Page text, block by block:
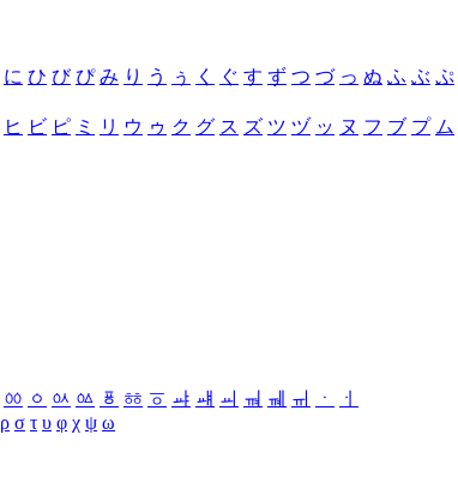
に ひ び ぴ み り う ぅ く ぐ す ず つ づ っ ぬ ふ ぶ ぷ
ヒ ビ ピ ミ リ ウ ゥ ク グ ス ズ ツ ヅ ッ ヌ フ ブ プ ム
ㆀ ㆁ ㆂ ㆃ ㆄ ㆅ ㆆ ㆇ ㆈ ㆉ ㆊ ㆋ ㆌ ㆍ
ㆎ
ρ σ τ υ φ χ ψ ω